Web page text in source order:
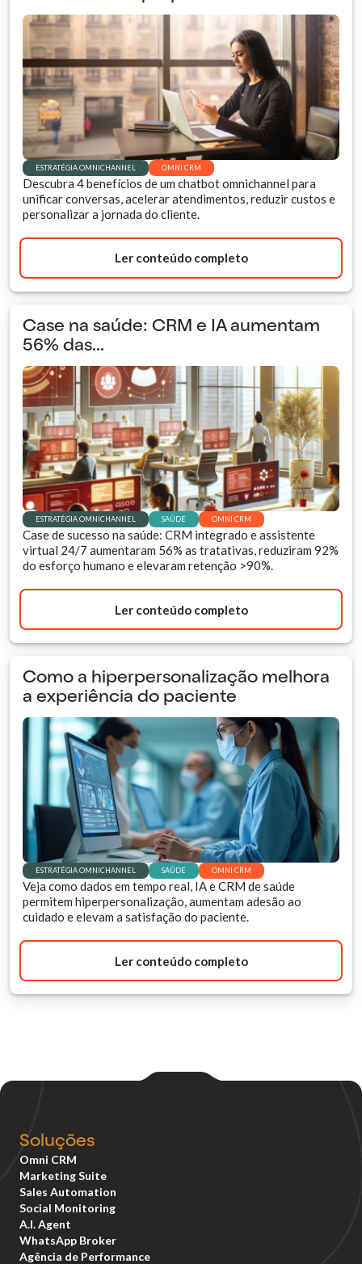
ESTRATÉGIA OMNICHANNEL OMNI CRM
Descubra 4 benefícios de um chatbot omnichannel para
unificar conversas, acelerar atendimentos, reduzir custos e
personalizar a jornada do cliente.
Ler conteúdo completo
Case na saúde: CRM e IA aumentam
56% das...
ESTRATÉGIA OMNICHANNEL SAÚDE OMNI CRM
Case de sucesso na saúde: CRM integrado e assistente
virtual 24/7 aumentaram 56% as tratativas, reduziram 92%
do esforço humano e elevaram retenção >90%.
Ler conteúdo completo
Como a hiperpersonalização melhora
a experiência do paciente
ESTRATÉGIA OMNICHANNEL SAÚDE OMNI CRM
Veja como dados em tempo real, IA e CRM de saúde
permitem hiperpersonalização, aumentam adesão ao
cuidado e elevam a satisfação do paciente.
Ler conteúdo completo
Soluções
Omni CRM
Marketing Suite
Sales Automation
Social Monitoring
A.I. Agent
WhatsApp Broker
Agência de Performance